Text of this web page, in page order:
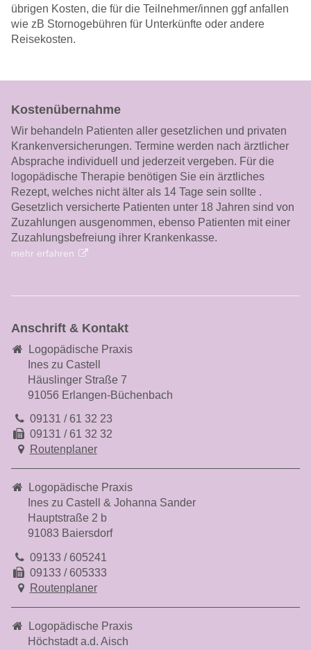
übrigen Kosten, die für die Teilnehmer/innen ggf anfallen
wie zB Stornogebühren für Unterkünfte oder andere
Reisekosten.
Kostenübernahme
Wir behandeln Patienten aller gesetzlichen und privaten
Krankenversicherungen. Termine werden nach ärztlicher
Absprache individuell und jederzeit vergeben. Für die
logopädische Therapie benötigen Sie ein ärztliches
Rezept, welches nicht älter als 14 Tage sein sollte .
Gesetzlich versicherte Patienten unter 18 Jahren sind von
Zuzahlungen ausgenommen, ebenso Patienten mit einer
Zuzahlungsbefreiung ihrer Krankenkasse.
mehr erfahren
Anschrift & Kontakt
Logopädische Praxis
Ines zu Castell
Häuslinger Straße 7
91056 Erlangen-Büchenbach
09131 / 61 32 23
09131 / 61 32 32
Routenplaner
Logopädische Praxis
Ines zu Castell & Johanna Sander
Hauptstraße 2 b
91083 Baiersdorf
09133 / 605241
09133 / 605333
Routenplaner
Logopädische Praxis
Höchstadt a.d. Aisch